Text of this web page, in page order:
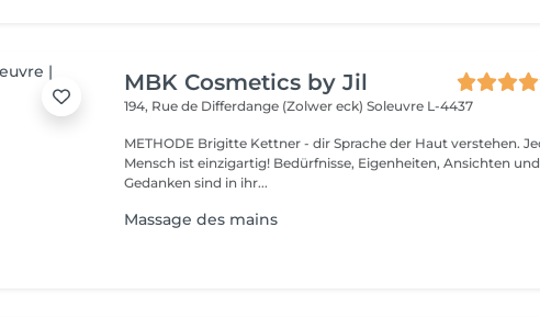
MBK Cosmetics by Jil
194, Rue de Differdange (Zolwer eck)Soleuvre L-4437
METHODE Brigitte Kettner - dir Sprache der Haut verstehen. Jeder
Mensch ist einzigartig! Bedürfnisse, Eigenheiten, Ansichten und
Gedanken sind in ihr...
Massage des mains